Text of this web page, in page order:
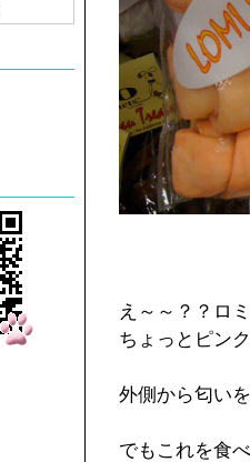
え～～？？ロ
ちょっとピン
外側から匂い
でもこれを食